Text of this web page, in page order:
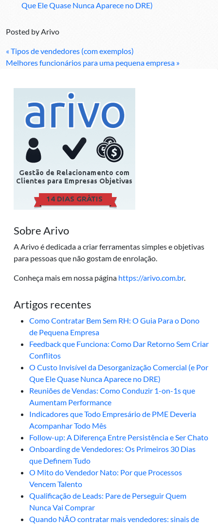
Que Ele Quase Nunca Aparece no DRE)
Posted byArivo
« Tipos de vendedores (com exemplos)
Melhores funcionários para uma pequena empresa »
Sobre Arivo
A Arivo é dedicada a criar ferramentas simples e objetivas
para pessoas que não gostam de enrolação.
Conheça mais em nossa página https://arivo.com.br.
Artigos recentes
Como Contratar Bem Sem RH: O Guia Para o Dono
de Pequena Empresa
Feedback que Funciona: Como Dar Retorno Sem Criar
Conflitos
O Custo Invisível da Desorganização Comercial (e Por
Que Ele Quase Nunca Aparece no DRE)
Reuniões de Vendas: Como Conduzir 1-on-1s que
Aumentam Performance
Indicadores que Todo Empresário de PME Deveria
Acompanhar Todo Mês
Follow-up: A Diferença Entre Persistência e Ser Chato
Onboarding de Vendedores: Os Primeiros 30 Dias
que Definem Tudo
O Mito do Vendedor Nato: Por que Processos
Vencem Talento
Qualificação de Leads: Pare de Perseguir Quem
Nunca Vai Comprar
Quando NÃO contratar mais vendedores: sinais de